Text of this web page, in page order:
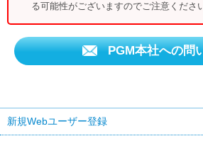
る可能性がございますのでご注意くださ
PGM本社への問
新規Webユーザー登録